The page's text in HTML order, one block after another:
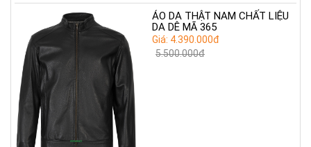
ÁO DA THẬT NAM CHẤT LIỆU
DA DÊ MÃ 365
Giá: 4.390.000đ
5.500.000đ